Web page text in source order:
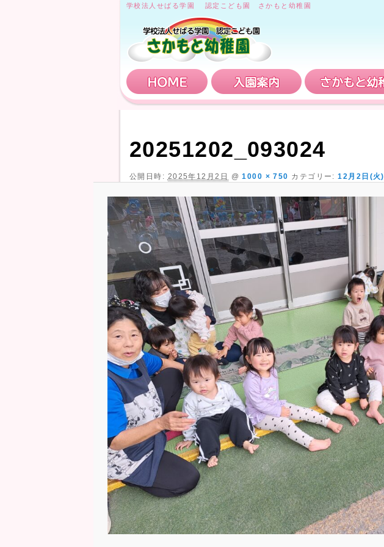
学校法人せばる学園 認定こども園 さかもと幼稚園
HOME 入園案内
20251202_093024
公開日時: 2025年12月2日 @1000 × 750 カテゴリー:12月2日(火)